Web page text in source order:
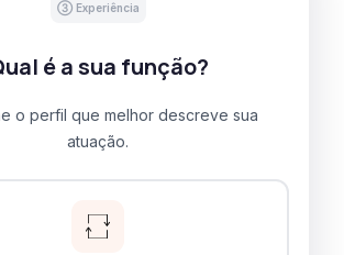
③ Experiência
é a sua função?
o perfil que melhor descreve sua
atuação.